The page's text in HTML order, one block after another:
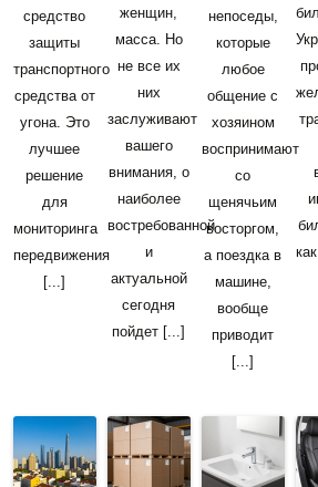
средство
защиты
транспортного
средства от
угона. Это
лучшее
решение
для
мониторинга
передвижения
[...]
женщин,
масса. Но
не все их
них
заслуживают
вашего
внимания, о
наиболее
востребованной
и
актуальной
сегодня
пойдет [...]
непоседы,
которые
любое
общение с
хозяином
воспринимают
со
щенячьим
восторгом,
а поездка в
машине,
вообще
приводит
[...]